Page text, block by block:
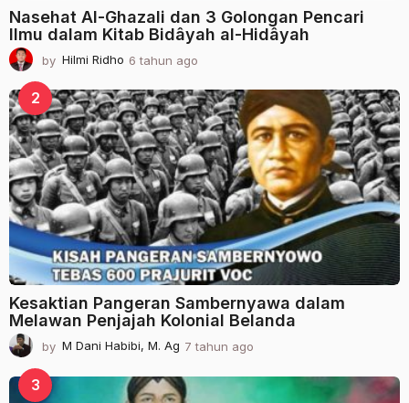
Nasehat Al-Ghazali dan 3 Golongan Pencari
Ilmu dalam Kitab Bidâyah al-Hidâyah
by Hilmi Ridho 6 tahun ago
a
h
u
n
a
g
o
2
Kesaktian Pangeran Sambernyawa dalam
Melawan Penjajah Kolonial Belanda
by M Dani Habibi, M. Ag 7 tahun ago
a
3